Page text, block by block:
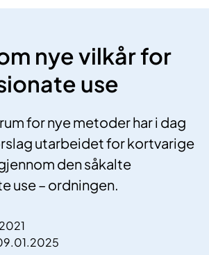
nye vilkår for
use
for nye metoder har i dag
utarbeidet for kortvarige
den såkalte
use – ordningen.